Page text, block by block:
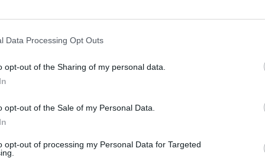
Data Processing Opt Outs
opt-out of the Sharing of my personal data.
opt-out of the Sale of my Personal Data.
opt-out of processing my Personal Data for Targeted
των λυμάτων πριν τη διάθεσή τους στη Γερμανική Τάφρο με
480 m 3 με αυτόματο χλωριωτή ανάλογα με την παροχή και το
αερισμού, που χρησιμοποιείται για την επεξεργασία των λυμάτων, η
ήτοι:
από οπλισμένο σκυρόδεμα διαμέτρου 9.0 m ο κάθε ένας, όπου
μέσω του Αντλιοστασίου Περίσσειας (υποβρύχιες αντλίες).
όπου καταλήγει η παχυμένη ιλύς (3%) μέσω του αντλιοστασίου